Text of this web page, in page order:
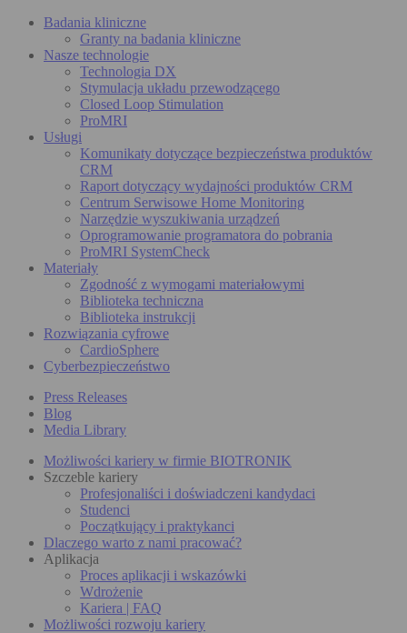
Badania kliniczne
Granty na badania kliniczne
Nasze technologie
Technologia DX
Stymulacja układu przewodzącego
Closed Loop Stimulation
ProMRI
Usługi
Komunikaty dotyczące bezpieczeństwa produktów
CRM
Raport dotyczący wydajności produktów CRM
Centrum Serwisowe Home Monitoring
Narzędzie wyszukiwania urządzeń
Oprogramowanie programatora do pobrania
ProMRI SystemCheck
Materiały
Zgodność z wymogami materiałowymi
Biblioteka techniczna
Biblioteka instrukcji
Rozwiązania cyfrowe
CardioSphere
Cyberbezpieczeństwo
Press Releases
Blog
Media Library
Możliwości kariery w firmie BIOTRONIK
Szczeble kariery
Profesjonaliści i doświadczeni kandydaci
Studenci
Początkujący i praktykanci
Dlaczego warto z nami pracować?
Aplikacja
Proces aplikacji i wskazówki
Wdrożenie
Kariera | FAQ
Możliwości rozwoju kariery